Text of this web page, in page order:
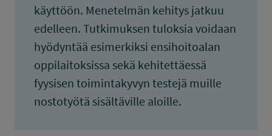
käyttöön. Menetelmän kehitys jatkuu
edelleen. Tutkimuksen tuloksia voidaan
hyödyntää esimerkiksi ensihoitoalan
oppilaitoksissa sekä kehitettäessä
fyysisen toimintakyvyn testejä muille
nostotyötä sisältäville aloille.